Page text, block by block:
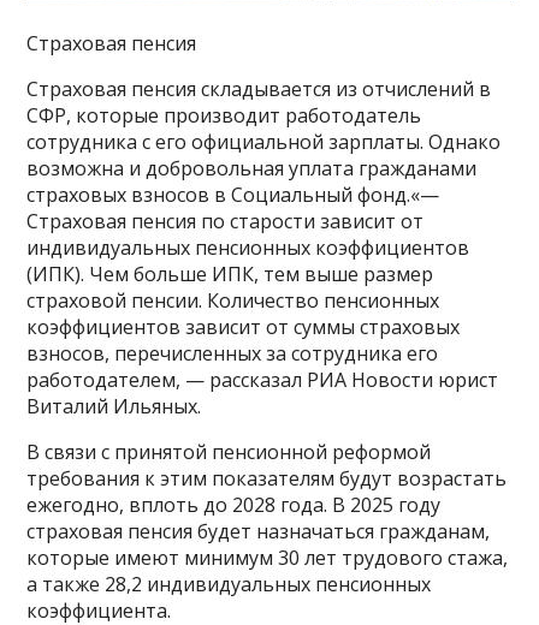
Страховая пенсия
Страховая пенсия складывается из отчислений в
СФР, которые производит работодатель
сотрудника с его официальной зарплаты. Однако
возможна и добровольная уплата гражданами
страховых взносов в Социальный фонд.«—
Страховая пенсия по старости зависит от
индивидуальных пенсионных коэффициентов
(ИПК). Чем больше ИПК, тем выше размер
страховой пенсии. Количество пенсионных
коэффициентов зависит от суммы страховых
взносов, перечисленных за сотрудника его
работодателем, — рассказал РИА Новости юрист
Виталий Ильяных.
В связи с принятой пенсионной реформой
требования к этим показателям будут возрастать
ежегодно, вплоть до 2028 года. В 2025 году
страховая пенсия будет назначаться гражданам,
которые имеют минимум 30 лет трудового стажа,
а также 28,2 индивидуальных пенсионных
коэффициента.